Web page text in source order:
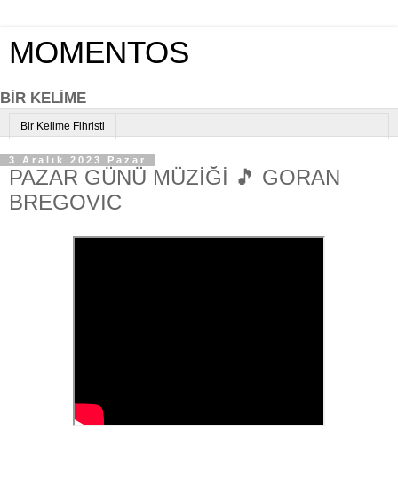
MOMENTOS
BİR KELİME
Bir Kelime Fihristi
3 Aralık 2023 Pazar
PAZAR GÜNÜ MÜZİĞİ 🎵 GORAN
BREGOVIC